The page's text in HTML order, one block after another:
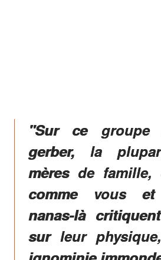
"Sur ce groupe
gerber, la
mères de famille,
comme vous
nanas-là
sur leur